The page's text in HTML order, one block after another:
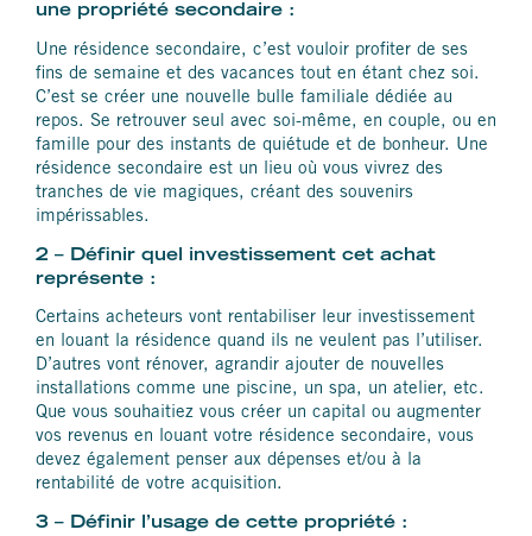
une propriété secondaire :
Une résidence secondaire, c’est vouloir profiter de ses
fins de semaine et des vacances tout en étant chez soi.
C’est se créer une nouvelle bulle familiale dédiée au
repos. Se retrouver seul avec soi-même, en couple, ou en
famille pour des instants de quiétude et de bonheur. Une
résidence secondaire est un lieu où vous vivrez des
tranches de vie magiques, créant des souvenirs
impérissables.
2 – Définir quel investissement cet achat
représente :
Certains acheteurs vont rentabiliser leur investissement
en louant la résidence quand ils ne veulent pas l’utiliser.
D’autres vont rénover, agrandir ajouter de nouvelles
installations comme une piscine, un spa, un atelier, etc.
Que vous souhaitiez vous créer un capital ou augmenter
vos revenus en louant votre résidence secondaire, vous
devez également penser aux dépenses et/ou à la
rentabilité de votre acquisition.
3 – Définir l’usage de cette propriété :